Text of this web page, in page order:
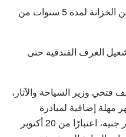
الاستفادة من سعر العائد المدعم من الخزانة لمدة 5 سنوات من
الغرف الفندقية حتى
فتحي وزير السياحة والآثار،
الوزراء وافق على 6 أشهر مهلة إضافية لمبادرة
التسهيلات التمويلية البالغة 50 مليار جنيه، اعتبارًا من 20 أكتوبر